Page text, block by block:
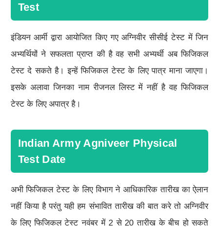
Test
इंडियन आर्मी द्वारा आयोजित किए गए अग्निवीर सीसीई टेस्ट में जिन
अभ्यर्थियों ने सफलता प्राप्त की है वह सभी अभ्यर्थी अब फिजिकल
टेस्ट दे सकते है। इन्हें फिजिकल टेस्ट के लिए पात्र माना जाएगा।
इसके अलावा जिनका नाम रीजनल लिस्ट में नहीं है वह फिजिकल
टेस्ट के लिए अपात्र है।
Indian Army Agniveer Physical
Test Date
अभी फिजिकल टेस्ट के लिए विभाग ने आधिकारिक तारीख का ऐलान
नहीं किया है परंतु यही हम संभावित तारीख की बात करे तो अग्निवीर
के लिए फिजिकल टेस्ट नवंबर में 2 से 20 तारीख के बीच हो सकते